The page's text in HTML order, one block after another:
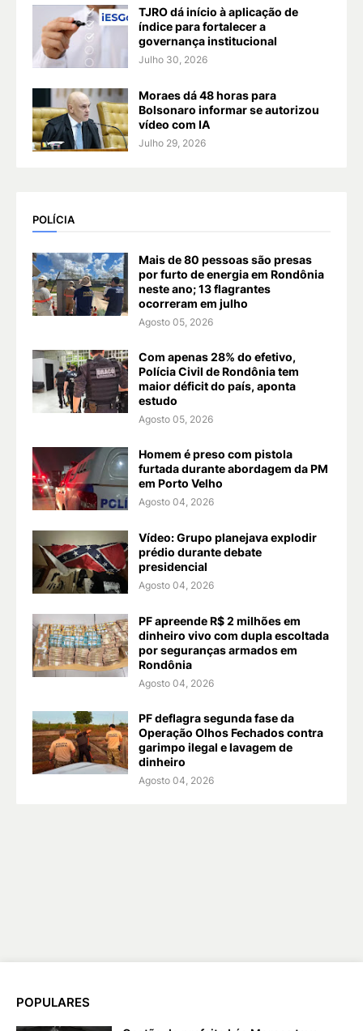
TJRO dá início à aplicação de
índice para fortalecer a
governança institucional
Julho 30, 2026
Moraes dá 48 horas para
Bolsonaro informar se autorizou
vídeo com IA
Julho 29, 2026
POLÍCIA
Mais de 80 pessoas são presas
por furto de energia em Rondônia
neste ano; 13 flagrantes
ocorreram em julho
Agosto 05, 2026
Com apenas 28% do efetivo,
Polícia Civil de Rondônia tem
maior déficit do país, aponta
estudo
Agosto 05, 2026
Homem é preso com pistola
furtada durante abordagem da PM
em Porto Velho
Agosto 04, 2026
Vídeo: Grupo planejava explodir
prédio durante debate
presidencial
Agosto 04, 2026
PF apreende R$ 2 milhões em
dinheiro vivo com dupla escoltada
por seguranças armados em
Rondônia
Agosto 04, 2026
PF deflagra segunda fase da
Operação Olhos Fechados contra
garimpo ilegal e lavagem de
dinheiro
Agosto 04, 2026
POPULARES